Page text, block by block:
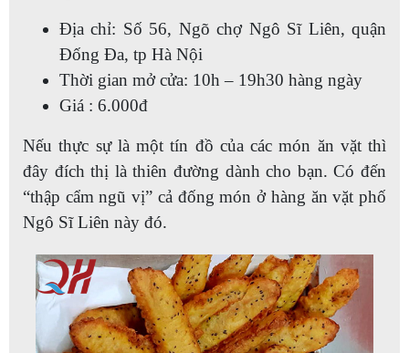
Địa chỉ: Số 56, Ngõ chợ Ngô Sĩ Liên, quận
Đống Đa, tp Hà Nội
Thời gian mở cửa: 10h – 19h30 hàng ngày
Giá : 6.000đ
Nếu thực sự là một tín đồ của các món ăn vặt thì
đây đích thị là thiên đường dành cho bạn. Có đến
“thập cẩm ngũ vị” cả đống món ở hàng ăn vặt phố
Ngô Sĩ Liên này đó.